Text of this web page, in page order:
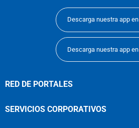
Descarga nuestra app en
Descarga nuestra app en
RED DE PORTALES
SERVICIOS CORPORATIVOS